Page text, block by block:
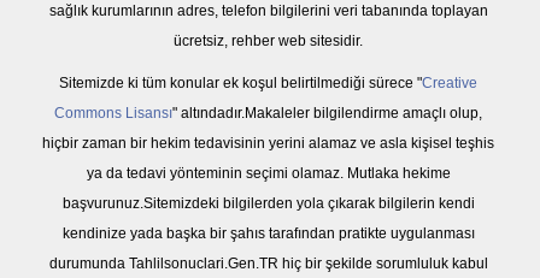
sağlık kurumlarının adres, telefon bilgilerini veri tabanında toplayan
ücretsiz, rehber web sitesidir.
Sitemizde ki tüm konular ek koşul belirtilmediği sürece "Creative
Commons Lisansı" altındadır.Makaleler bilgilendirme amaçlı olup,
hiçbir zaman bir hekim tedavisinin yerini alamaz ve asla kişisel teşhis
ya da tedavi yönteminin seçimi olamaz. Mutlaka hekime
başvurunuz.Sitemizdeki bilgilerden yola çıkarak bilgilerin kendi
kendinize yada başka bir şahıs tarafından pratikte uygulanması
durumunda Tahlilsonuclari.Gen.TR hiç bir şekilde sorumluluk kabul